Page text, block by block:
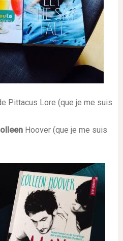
Pittacus Lore (que je me suis
Hoover (que je me suis